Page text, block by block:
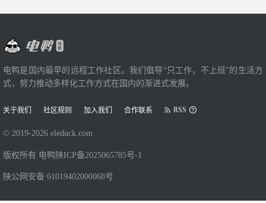
电鸭是国内最早的远程工作社区。我们倡导“只工作，不上班”的生活方
式，努力推动多样化工作方式在国内的渐进式发展。
关于我们 社区规则 加入我们 合作联系 RSS
© 2019-2026 eleduck.com
版权所有 电鸭 陕ICP备2025065785号-1
陕公网安备 61019402000068号